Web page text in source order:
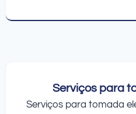
Serviços para
Serviços para tomada